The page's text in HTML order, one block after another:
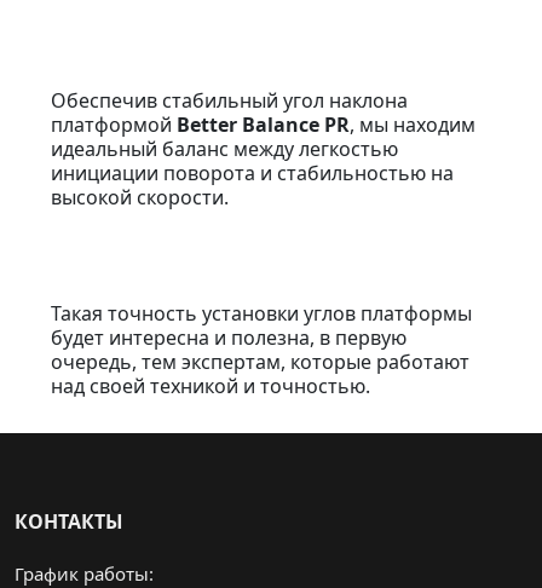
Обеспечив стабильный угол наклона
платформой Better Balance PR, мы находим
идеальный баланс между легкостью
инициации поворота и стабильностью на
высокой скорости.
Такая точность установки углов платформы
будет интересна и полезна, в первую
очередь, тем экспертам, которые работают
над своей техникой и точностью.
КОНТАКТЫ
График работы: